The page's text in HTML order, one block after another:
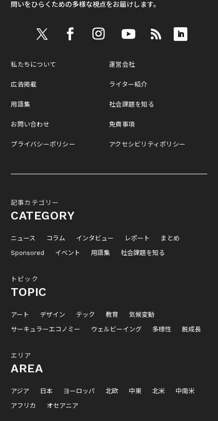
問いをひらくための多様な視点をお届けします。
私たちについて
広告掲載
用語集
お問い合わせ
プライバシーポリシー
運営会社
ライター紹介
社会課題を知る
免責事項
アクセシビリティポリシー
記事カテゴリー
CATEGORY
ニュース コラム インタビュー レポート
まとめ
Sponsored
イベント 用語集 社会課題を知る
トピック
TOPIC
アート デザイン テック 教育
気候変動
サーキュラーエコノミー
ウェルビーイング 多様性 脱成長
エリア
AREA
アジア 日本 ヨーロッパ 北欧 中東 北米
中南米
アフリカ
オセアニア